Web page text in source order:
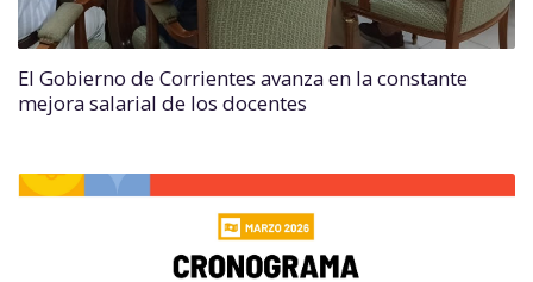
El Gobierno de Corrientes avanza en la constante
mejora salarial de los docentes